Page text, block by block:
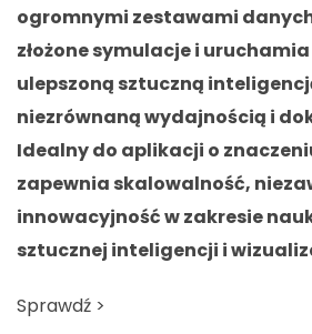
ogromnymi zestawami
złożone symulacje i
ulepszoną sztuczną
niezrównaną wydajnością i
Idealny do aplikacji o
zapewnia skalowalność,
innowacyjność w zakresie
sztucznej inteligencji i
Sprawdź >